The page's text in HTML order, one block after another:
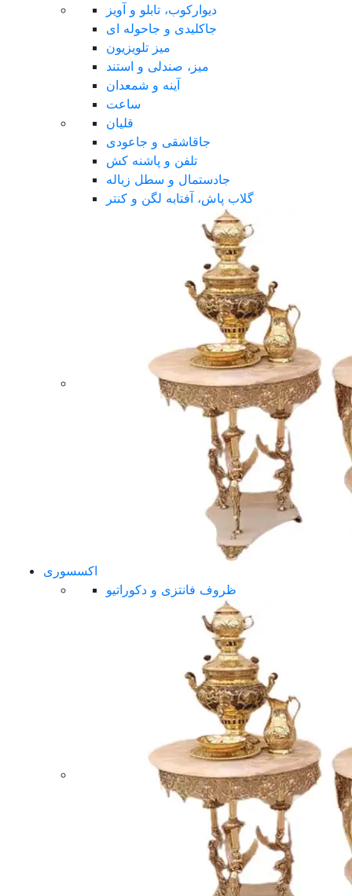
دیوارکوب، تابلو و آویز
جاکلیدی و جاحوله ای
میز تلویزیون
میز، صندلی و استند
آینه و شمعدان
ساعت
قلیان
جاقاشقی و جاعودی
تلفن و پاشنه کش
جادستمال و سطل زباله
گلاب پاش، آفتابه لگن و کنتر
اکسسوری
ظروف فانتزی و دکوراتیو